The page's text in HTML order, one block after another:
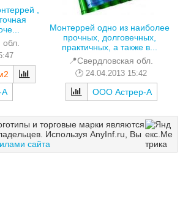
,
обл.
А
Монтеррей одно из наиболее
прочных, долговечных,
практичных, а также в...
📍Свердловская обл.
24.04.2013 15:42
ООО Астрер-А
и торговые марки являются
Используя AnyInf.ru, Вы
сайта